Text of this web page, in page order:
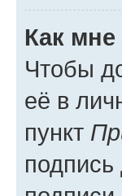
Как
Чтобы
её в
пункт